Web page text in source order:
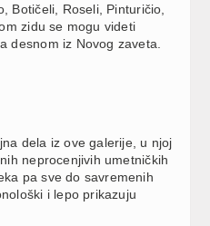
Botičeli, Roseli, Pinturičio,
zidu se mogu videti
desnom iz Novog zaveta.
dela iz ove galerije, u njoj
neprocenjivih umetničkih
pa sve do savremenih
i lepo prikazuju